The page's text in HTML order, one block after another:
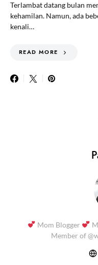
Terlambat datang bulan
kehamilan. Namun, ada
kenali…
READ MORE
Mom Blogger
Member of